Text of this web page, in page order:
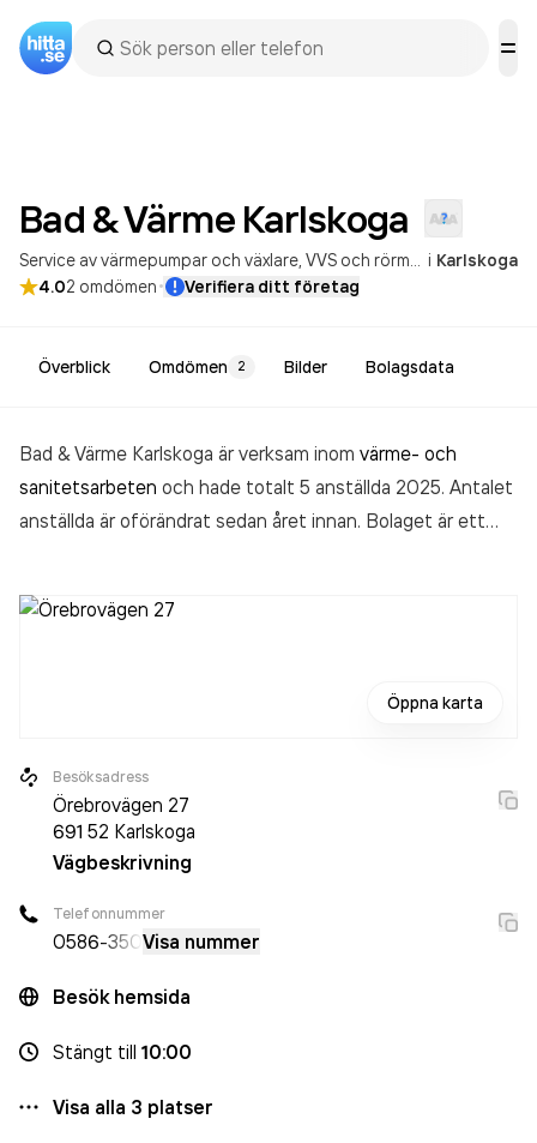
Bad & Värme Karlskoga
Service av värmepumpar och växlare VVS och rörmokare i Karlskoga
4.02 omdömen· Verifiera ditt företag
Överblick Omdömen 2 Bilder Bolagsdata
Bad & Värme Karlskoga är verksam inom värme- och
sanitetsarbeten och hade totalt 5 anställda 2025. Antalet
anställda är oförändrat sedan året innan. Bolaget är ett
räkenskapsåret (2025).
Öppna karta
Besöksadress
Örebrovägen 27
691 52 Karlskoga
Vägbeskrivning
Telefonnummer
0586-350 Visa nummer
Besök hemsida
Stängt till 10:00
Visa alla 3 platser